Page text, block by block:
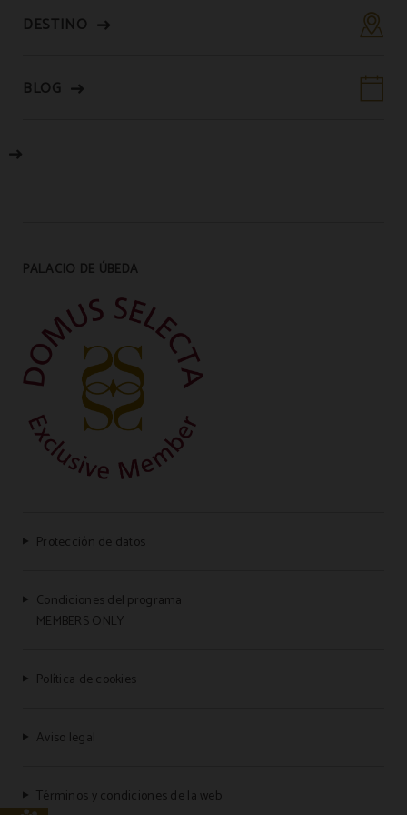
DESTINO
BLOG
PALACIO DE ÚBEDA
Protección de datos
Condiciones del programa
MEMBERS ONLY
Política de cookies
Aviso legal
Términos y condiciones de la web